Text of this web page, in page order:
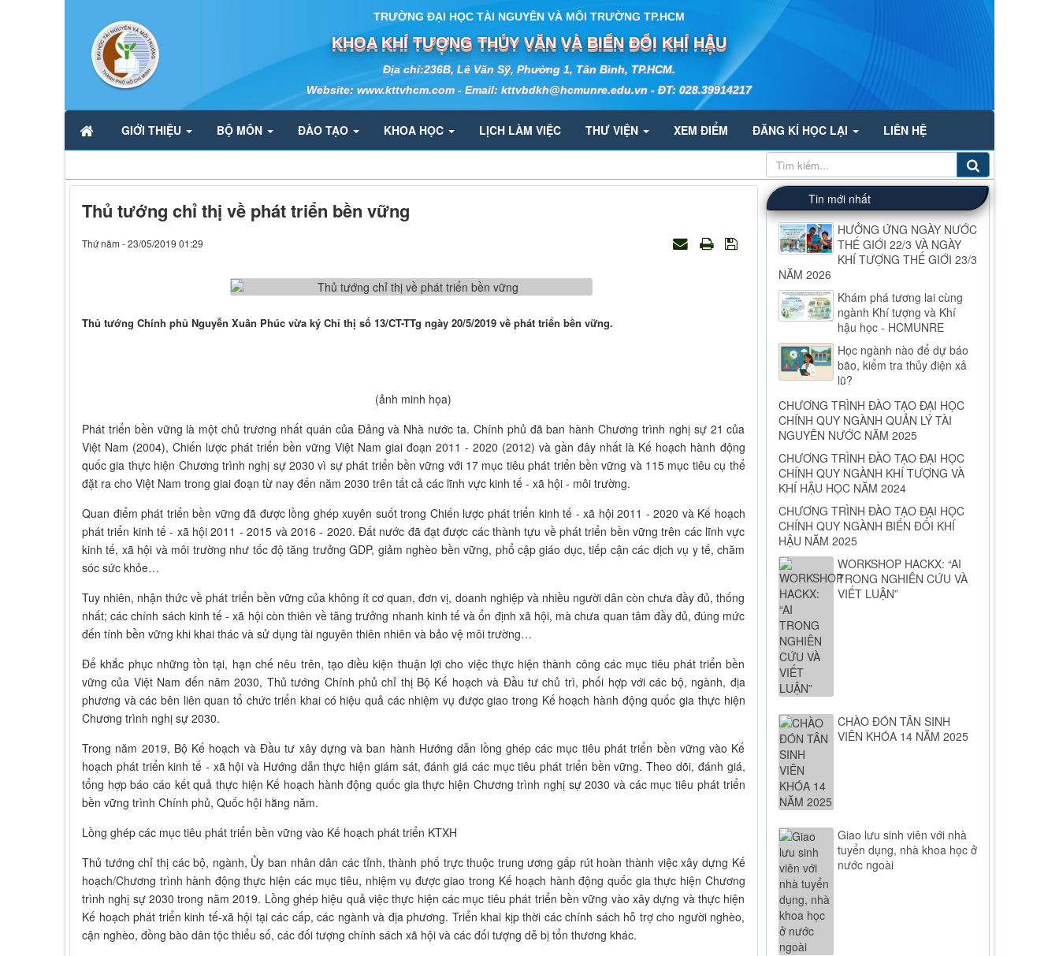
TRƯỜNG ĐẠI HỌC TÀI NGUYÊN VÀ MÔI TRƯỜNG TP.HCM
KHOA KHÍ TƯỢNG THỦY VĂN VÀ BIẾN ĐỔI KHÍ HẬU
Địa chỉ:236B, Lê Văn Sỹ, Phường 1, Tân Bình, TP.HCM.
Website: www.kttvhcm.com - Email: kttvbdkh@hcmunre.edu.vn - ĐT: 028.39914217
GIỚI THIỆU BỘ MÔN ĐÀO TẠO KHOA HỌC LỊCH LÀM VIỆC THƯ VIỆN XEM ĐIỂM ĐĂNG KÍ HỌC LẠI LIÊN HỆ
Thủ tướng chỉ thị về phát triển bền vững
Thứ năm - 23/05/2019 01:29
Thủ tướng Chính phủ Nguyễn Xuân Phúc vừa ký Chỉ thị số 13/CT-TTg ngày 20/5/2019 về phát triển bền vững.
(ảnh minh họa)
Phát triển bền vững là một chủ trương nhất quán của Đảng và Nhà nước ta. Chính phủ đã ban hành Chương trình nghị sự 21 của
Việt Nam (2004), Chiến lược phát triển bền vững Việt Nam giai đoạn 2011 - 2020 (2012) và gần đây nhất là Kế hoạch hành động
quốc gia thực hiện Chương trình nghị sự 2030 vì sự phát triển bền vững với 17 mục tiêu phát triển bền vững và 115 mục tiêu cụ thể
đặt ra cho Việt Nam trong giai đoạn từ nay đến năm 2030 trên tất cả các lĩnh vực kinh tế - xã hội - môi trường.
Quan điểm phát triển bền vững đã được lồng ghép xuyên suốt trong Chiến lược phát triển kinh tế - xã hội 2011 - 2020 và Kế hoạch
phát triển kinh tế - xã hội 2011 - 2015 và 2016 - 2020. Đất nước đã đạt được các thành tựu về phát triển bền vững trên các lĩnh vực
kinh tế, xã hội và môi trường như tốc độ tăng trưởng GDP, giảm nghèo bền vững, phổ cập giáo dục, tiếp cận các dịch vụ y tế, chăm
sóc sức khỏe…
Tuy nhiên, nhận thức về phát triển bền vững của không ít cơ quan, đơn vị, doanh nghiệp và nhiều người dân còn chưa đầy đủ, thống
nhất; các chính sách kinh tế - xã hội còn thiên về tăng trưởng nhanh kinh tế và ổn định xã hội, mà chưa quan tâm đầy đủ, đúng mức
đến tính bền vững khi khai thác và sử dụng tài nguyên thiên nhiên và bảo vệ môi trường…
Để khắc phục những tồn tại, hạn chế nêu trên, tạo điều kiện thuận lợi cho việc thực hiện thành công các mục tiêu phát triển bền
vững của Việt Nam đến năm 2030, Thủ tướng Chính phủ chỉ thị Bộ Kế hoạch và Đầu tư chủ trì, phối hợp với các bộ, ngành, địa
phương và các bên liên quan tổ chức triển khai có hiệu quả các nhiệm vụ được giao trong Kế hoạch hành động quốc gia thực hiện
Chương trình nghị sự 2030.
Trong năm 2019, Bộ Kế hoạch và Đầu tư xây dựng và ban hành Hướng dẫn lồng ghép các mục tiêu phát triển bền vững vào Kế
hoạch phát triển kinh tế - xã hội và Hướng dẫn thực hiện giám sát, đánh giá các mục tiêu phát triển bền vững. Theo dõi, đánh giá,
tổng hợp báo cáo kết quả thực hiện Kế hoạch hành động quốc gia thực hiện Chương trình nghị sự 2030 và các mục tiêu phát triển
bền vững trình Chính phủ, Quốc hội hằng năm.
Lồng ghép các mục tiêu phát triển bền vững vào Kế hoạch phát triển KTXH
Thủ tướng chỉ thị các bộ, ngành, Ủy ban nhân dân các tỉnh, thành phố trực thuộc trung ương gấp rút hoàn thành việc xây dựng Kế
hoạch/Chương trình hành động thực hiện các mục tiêu, nhiệm vụ được giao trong Kế hoạch hành động quốc gia thực hiện Chương
trình nghị sự 2030 trong năm 2019. Lồng ghép hiệu quả việc thực hiện các mục tiêu phát triển bền vững vào xây dựng và thực hiện
Kế hoạch phát triển kinh tế-xã hội tại các cấp, các ngành và địa phương. Triển khai kịp thời các chính sách hỗ trợ cho người nghèo,
cận nghèo, đồng bào dân tộc thiểu số, các đối tượng chính sách xã hội và các đối tượng dễ bị tổn thương khác.
Tin mới nhất
HƯỞNG ỨNG NGÀY NƯỚC
THẾ GIỚI 22/3 VÀ NGÀY
KHÍ TƯỢNG THẾ GIỚI 23/3
NĂM 2026
Khám phá tương lai cùng
ngành Khí tượng và Khí
hậu học - HCMUNRE
Học ngành nào để dự báo
bão, kiểm tra thủy điện xả
lũ?
CHƯƠNG TRÌNH ĐÀO TẠO ĐẠI HỌC
CHÍNH QUY NGÀNH QUẢN LÝ TÀI
NGUYÊN NƯỚC NĂM 2025
CHƯƠNG TRÌNH ĐÀO TẠO ĐẠI HỌC
CHÍNH QUY NGÀNH KHÍ TƯỢNG VÀ
KHÍ HẬU HỌC NĂM 2024
CHƯƠNG TRÌNH ĐÀO TẠO ĐẠI HỌC
CHÍNH QUY NGÀNH BIẾN ĐỔI KHÍ
HẬU NĂM 2025
WORKSHOP HACKX: “AI
TRONG NGHIÊN CỨU VÀ
VIẾT LUẬN”
CHÀO ĐÓN TÂN SINH
VIÊN KHÓA 14 NĂM 2025
Giao lưu sinh viên với nhà
tuyển dụng, nhà khoa học ở
nước ngoài